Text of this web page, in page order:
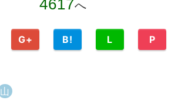
4617へ
G+ B! L P
山